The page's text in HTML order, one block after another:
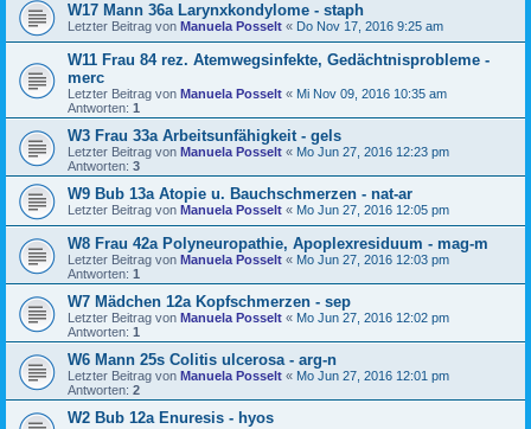
W17 Mann 36a Larynxkondylome - staph
Letzter Beitrag von Manuela Posselt « Do Nov 17, 2016 9:25 am
W11 Frau 84 rez. Atemwegsinfekte, Gedächtnisprobleme -
merc
Letzter Beitrag von Manuela Posselt « Mi Nov 09, 2016 10:35 am
Antworten: 1
W3 Frau 33a Arbeitsunfähigkeit - gels
Letzter Beitrag von Manuela Posselt « Mo Jun 27, 2016 12:23 pm
Antworten: 3
W9 Bub 13a Atopie u. Bauchschmerzen - nat-ar
Letzter Beitrag von Manuela Posselt « Mo Jun 27, 2016 12:05 pm
W8 Frau 42a Polyneuropathie, Apoplexresiduum - mag-m
Letzter Beitrag von Manuela Posselt « Mo Jun 27, 2016 12:03 pm
Antworten: 1
W7 Mädchen 12a Kopfschmerzen - sep
Letzter Beitrag von Manuela Posselt « Mo Jun 27, 2016 12:02 pm
Antworten: 1
W6 Mann 25s Colitis ulcerosa - arg-n
Letzter Beitrag von Manuela Posselt « Mo Jun 27, 2016 12:01 pm
Antworten: 2
W2 Bub 12a Enuresis - hyos